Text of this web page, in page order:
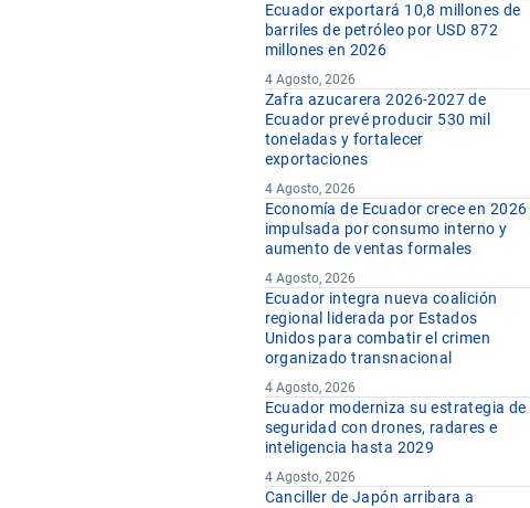
Ecuador exportará 10,8 millones de
barriles de petróleo por USD 872
millones en 2026
4 Agosto, 2026
Zafra azucarera 2026-2027 de
Ecuador prevé producir 530 mil
toneladas y fortalecer
exportaciones
4 Agosto, 2026
Economía de Ecuador crece en 2026
impulsada por consumo interno y
aumento de ventas formales
4 Agosto, 2026
Ecuador integra nueva coalición
regional liderada por Estados
Unidos para combatir el crimen
organizado transnacional
4 Agosto, 2026
Ecuador moderniza su estrategia de
seguridad con drones, radares e
inteligencia hasta 2029
4 Agosto, 2026
Canciller de Japón arribara a